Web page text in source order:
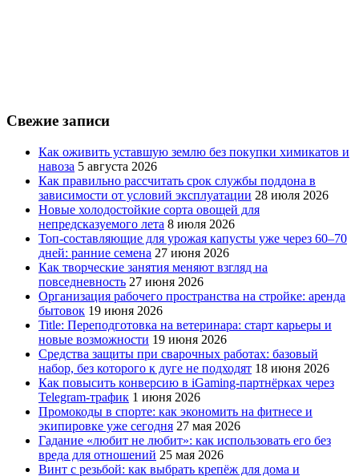
Свежие записи
Как оживить уставшую землю без покупки химикатов и
навоза 5 августа 2026
Как правильно рассчитать срок службы поддона в
зависимости от условий эксплуатации 28 июля 2026
Новые холодостойкие сорта овощей для
непредсказуемого лета 8 июля 2026
Топ-составляющие для урожая капусты уже через 60–70
дней: ранние семена 27 июня 2026
Как творческие занятия меняют взгляд на
повседневность 27 июня 2026
Организация рабочего пространства на стройке: аренда
бытовок 19 июня 2026
Title: Переподготовка на ветеринара: старт карьеры и
новые возможности 19 июня 2026
Средства защиты при сварочных работах: базовый
набор, без которого к дуге не подходят 18 июня 2026
Как повысить конверсию в iGaming-партнёрках через
Telegram-трафик 1 июня 2026
Промокоды в спорте: как экономить на фитнесе и
экипировке уже сегодня 27 мая 2026
Гадание «любит не любит»: как использовать его без
вреда для отношений 25 мая 2026
Винт с резьбой: как выбрать крепёж для дома и